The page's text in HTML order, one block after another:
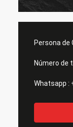
compré un
Persona de
Número de
Whatsapp :